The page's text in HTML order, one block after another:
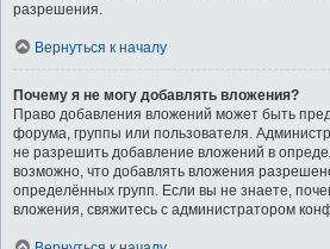
разрешения.
Вернуться к началу
Почему я не могу добавлять вложения?
Право добавления вложений может быть
форума, группы или пользователя.
не разрешить добавление вложений в
возможно, что добавлять вложения
определённых групп. Если вы не знаете,
вложения, свяжитесь с администратором